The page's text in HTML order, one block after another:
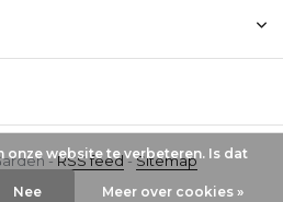
-RSS feed-Sitemap
website te verbeteren. Is dat
Nee Meer over cookies »